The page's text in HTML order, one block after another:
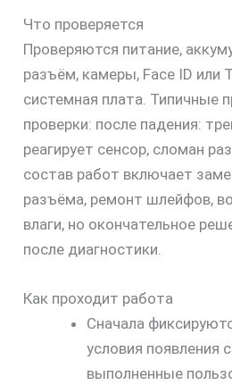
Что проверяется
Проверяются питание,
разъём, камеры, Face ID или
системная плата. Типичные
проверки: после падения:
реагирует сенсор, сломан
состав работ включает
разъёма, ремонт шлейфов,
влаги, но окончательное
после диагностики.
Как проходит работа
Сначала
условия появления
выполненные